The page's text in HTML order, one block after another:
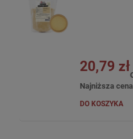
20,79 zł
Najniższa
DO KOSZYKA